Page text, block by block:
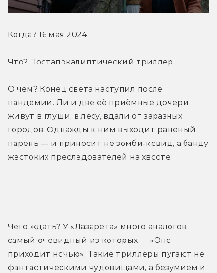
Когда? 16 мая 2024
Что? Постапокалиптический триллер.
О чём? Конец света наступил после
пандемии. Ли и две её приёмные дочери
живут в глуши, в лесу, вдали от заразных
городов. Однажды к ним выходит раненый
парень — и приносит не зомби-ковид, а банду
жестоких преследователей на хвосте.
Чего ждать? У «Лазарета» много аналогов,
самый очевидный из которых — «Оно
приходит ночью». Такие триллеры пугают не
фантастическими чудовищами, а безумием и